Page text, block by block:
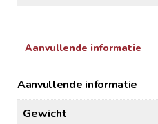
Aanvullende informatie
Aanvullende informatie
Gewicht